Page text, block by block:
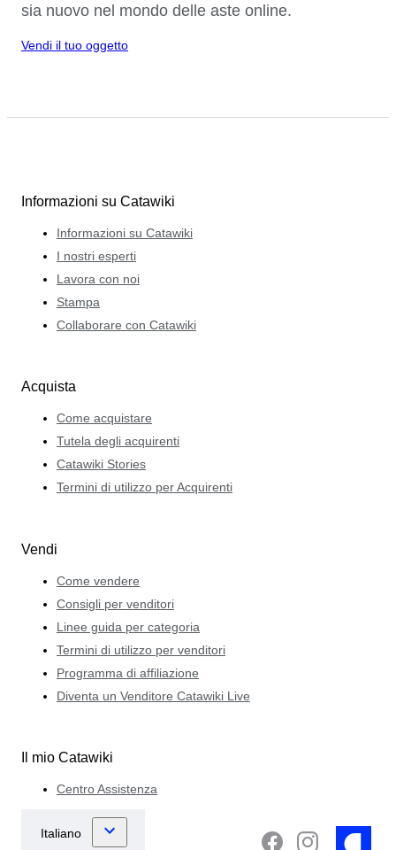
sia nuovo nel mondo delle aste online.
Vendi il tuo oggetto
Informazioni su Catawiki
Informazioni su Catawiki
I nostri esperti
Lavora con noi
Stampa
Collaborare con Catawiki
Acquista
Come acquistare
Tutela degli acquirenti
Catawiki Stories
Termini di utilizzo per Acquirenti
Vendi
Come vendere
Consigli per venditori
Linee guida per categoria
Termini di utilizzo per venditori
Programma di affiliazione
Diventa un Venditore Catawiki Live
Il mio Catawiki
Centro Assistenza